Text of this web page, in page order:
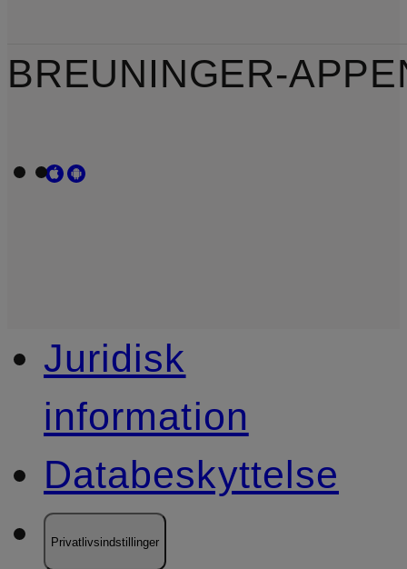
BREUNINGER-
Juridisk
information
Databeskyttelse
Privatlivsindstillinger